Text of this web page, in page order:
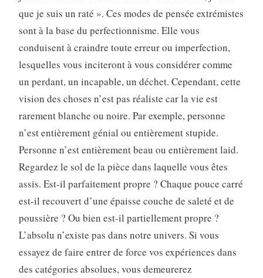
que je suis un raté ». Ces modes de pensée extrémistes
sont à la base du perfectionnisme. Elle vous
conduisent à craindre toute erreur ou imperfection,
lesquelles vous inciteront à vous considérer comme
un perdant, un incapable, un déchet. Cependant, cette
vision des choses n’est pas réaliste car la vie est
rarement blanche ou noire. Par exemple, personne
n’est entièrement génial ou entièrement stupide.
Personne n’est entièrement beau ou entièrement laid.
Regardez le sol de la pièce dans laquelle vous êtes
assis. Est-il parfaitement propre ? Chaque pouce carré
est-il recouvert d’une épaisse couche de saleté et de
poussière ? Ou bien est-il partiellement propre ?
L’absolu n’existe pas dans notre univers. Si vous
essayez de faire entrer de force vos expériences dans
des catégories absolues, vous demeurerez